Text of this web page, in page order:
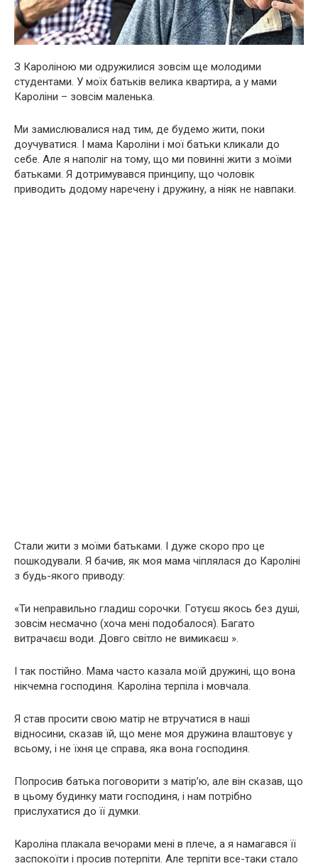
З Кароліною ми одружилися зовсім ще молодими
студентами. У моїх батьків велика квартира, а у мами
Кароліни – зовсім маленька.
Ми замислювалися над тим, де будемо жити, поки
доучуватися. І мама Кароліни і мої батьки кликали до
себе. Але я наполіг на тому, що ми повинні жити з моїми
батьками. Я дотримувався принципу, що чоловік
приводить додому наречену і дружину, а ніяк не навпаки.
Стали жити з моїми батьками. І дуже скоро про це
пошкодували. Я бачив, як моя мама чіплялася до Кароліні
з будь-якого приводу:
«Ти неправильно гладиш сорочки. Готуєш якось без душі,
зовсім несмачно (хоча мені подобалося). Багато
витрачаєш води. Довго світло не вимикаєш ».
І так постійно. Мама часто казала моїй дружині, що вона
нікчемна господиня. Кароліна терпіла і мовчала.
Я став просити свою матір не втручатися в наші
відносини, сказав їй, що мене моя дружина влаштовує у
всьому, і не їхня це справа, яка вона господиня.
Попросив батька поговорити з матір’ю, але він сказав, що
в цьому будинку мати господиня, і нам потрібно
прислухатися до її думки.
Кароліна плакала вечорами мені в плече, а я намагався її
заспокоїти і просив потерпіти. Але терпіти все-таки стало